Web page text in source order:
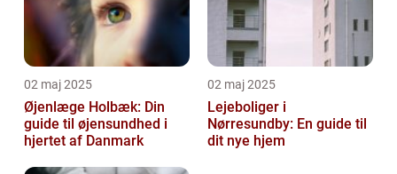
02 maj 2025
Øjenlæge Holbæk: Din
guide til øjensundhed i
hjertet af Danmark
02 maj 2025
Lejeboliger i
Nørresundby: En guide til
dit nye hjem